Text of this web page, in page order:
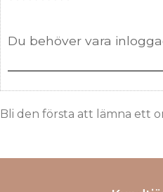
Bli den första att lämna ett